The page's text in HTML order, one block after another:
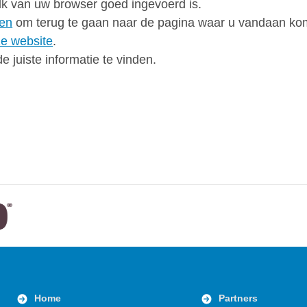
van uw browser goed ingevoerd is.
om terug te gaan naar de pagina waar u vandaan
website.
juiste informatie te vinden.
Home Partners